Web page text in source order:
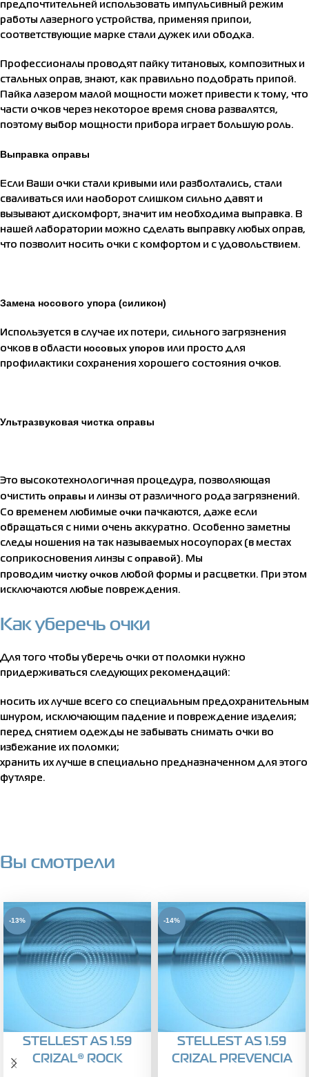
предпочтительней использовать импульсивный режим
работы лазерного устройства, применяя припои,
соответствующие марке стали дужек или ободка.
Профессионалы проводят пайку титановых, композитных и
стальных оправ, знают, как правильно подобрать припой.
Пайка лазером малой мощности может привести к тому, что
части очков через некоторое время снова развалятся,
поэтому выбор мощности прибора играет большую роль.
Выправка оправы
Если Ваши очки стали кривыми или разболтались, стали
сваливаться или наоборот слишком сильно давят и
вызывают дискомфорт, значит им необходима выправка. В
нашей лаборатории можно сделать выправку любых оправ,
что позволит носить очки с комфортом и с удовольствием.
Замена носового упора (силикон)
Используется в случае их потери, сильного загрязнения
очков в области носовыхупоров или просто для
профилактики сохранения хорошего состояния очков.
Ультразвуковая чистка оправы
Это высокотехнологичная процедура, позволяющая
очистить оправы и линзы от различного рода загрязнений.
Со временем любимые очки пачкаются, даже если
обращаться с ними очень аккуратно. Особенно заметны
следы ношения на так называемых носоупорах (в местах
соприкосновения линзы с оправой). Мы
проводим чисткуочков любой формы и расцветки. При этом
исключаются любые повреждения.
Как уберечь очки
Для того чтобы уберечь очки от поломки нужно
придерживаться следующих рекомендаций:
носить их лучше всего со специальным предохранительным
шнуром, исключающим падение и повреждение изделия;
перед снятием одежды не забывать снимать очки во
избежание их поломки;
хранить их лучше в специально предназначенном для этого
футляре.
Вы смотрели
-13%
STELLEST AS 1.59
CRIZAL® ROCK
-14%
STELLEST AS 1.59
CRIZAL PREVENCIA